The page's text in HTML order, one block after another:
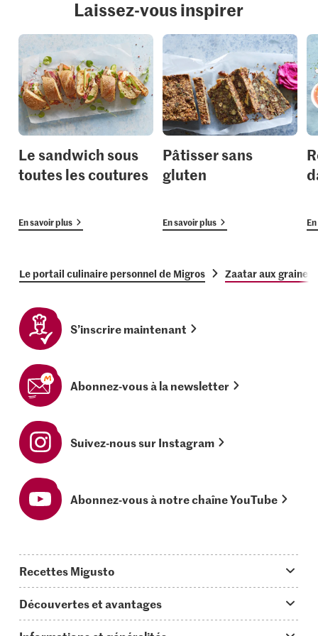
Laissez-vous inspirer
Le sandwich sous
toutes les coutures
En savoir plus
Pâtisser sans
gluten
En savoir plus
Le portail culinaire personnel de Migros Zaatar aux graines
S’inscrire maintenant
Abonnez-vous à la newsletter
Suivez-nous sur Instagram
Abonnez-vous à notre chaîne YouTube
Recettes Migusto
Idées de menus
Découvertes et avantages